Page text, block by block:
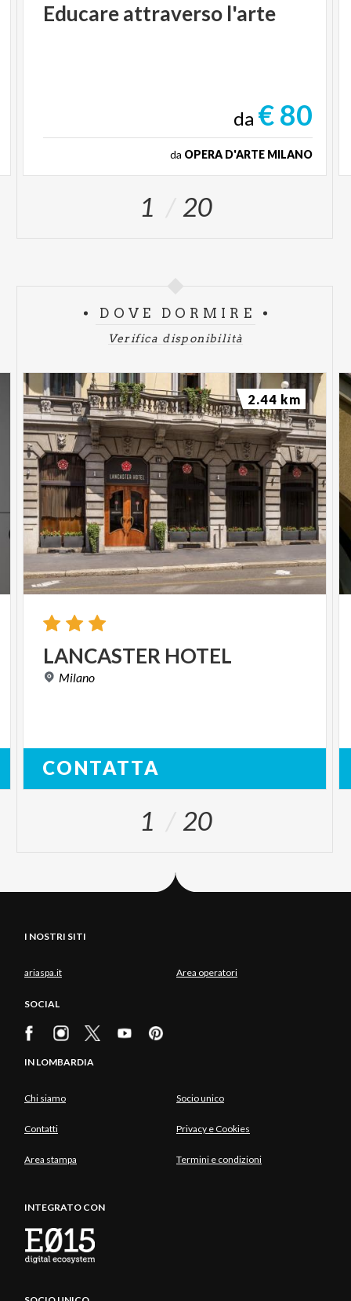
Educareattraverso l'arte
da € 80
da OPERA D'ARTE MILANO
1 20
DOVE DORMIRE
Verifica disponibilità
LANCASTER HOTEL
Milano
CONTATTA
2.44 km
1 20
I NOSTRI SITI
ariaspa.it Area operatori
SOCIAL
IN LOMBARDIA
Chi siamo Socio unico
Contatti Privacy e Cookies
Area stampa Termini e condizioni
INTEGRATO CON